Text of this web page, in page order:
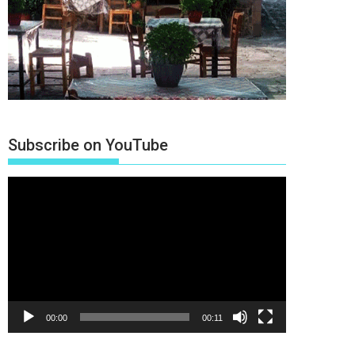
Subscribe on YouTube
00:00 00:11